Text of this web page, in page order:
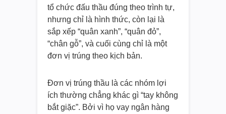
tổ chức đấu thầu đúng theo trình tự,
nhưng chỉ là hình thức, còn lại là
sắp xếp “quân xanh”, “quân đỏ”,
“chân gỗ”, và cuối cùng chỉ là một
đơn vị trúng theo kịch bản.
Đơn vị trúng thầu là các nhóm lợi
ích thường chẳng khác gì “tay không
bắt giặc”. Bởi vì họ vay ngân hàng